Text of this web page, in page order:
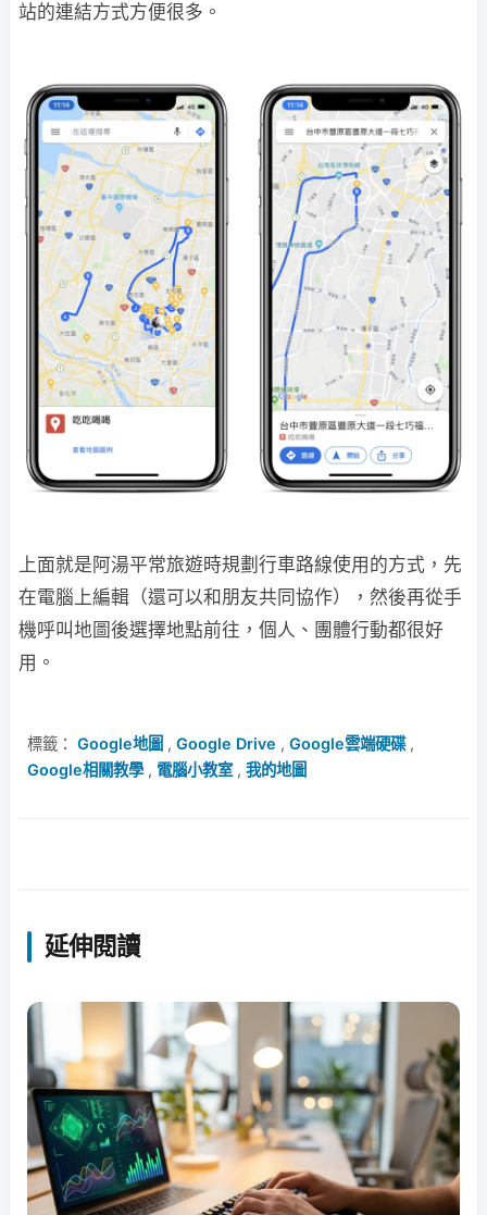
站的連結方式方便很多。
上面就是阿湯平常旅遊時規劃行車路線使用的方式，先
在電腦上編輯（還可以和朋友共同協作），然後再從手
機呼叫地圖後選擇地點前往，個人、團體行動都很好
用。
標籤： Google地圖 , Google Drive , Google雲端硬碟,
Google相關教學, 電腦小教室, 我的地圖
延伸閱讀